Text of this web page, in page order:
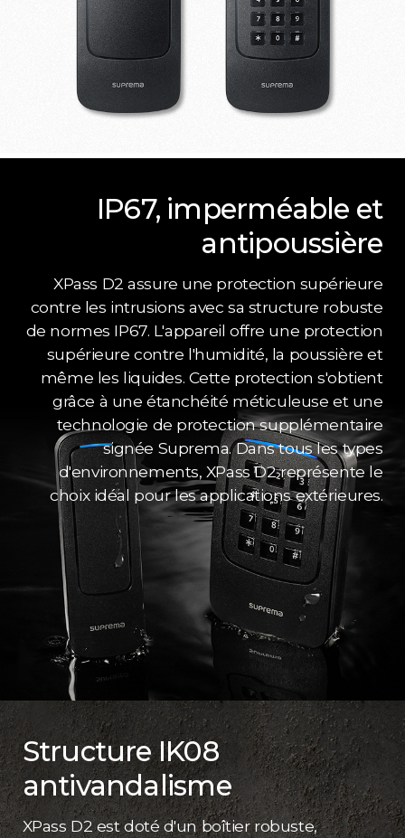
IP67, imperméable et
antipoussière
XPass D2 assure une protection supérieure
contre les intrusions avec sa structure robuste
de normes IP67. L'appareil offre une protection
supérieure contre l'humidité, la poussière et
même les liquides. Cette protection s'obtient
grâce à une étanchéité méticuleuse et une
technologie de protection supplémentaire
signée Suprema. Dans tous les types
d'environnements, XPass D2 représente le
choix idéal pour les applications extérieures.
Structure IK08
antivandalisme
XPass D2 est doté d'un boîtier robuste,